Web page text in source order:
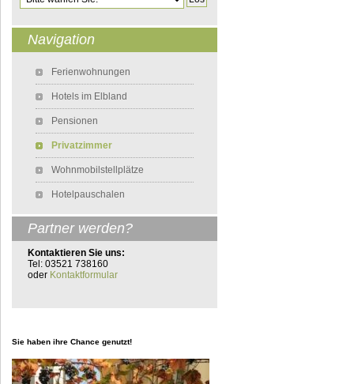
Navigation
Ferienwohnungen
Hotels im Elbland
Pensionen
Privatzimmer
Wohnmobilstellplätze
Hotelpauschalen
Partner werden?
Kontaktieren Sie uns:
Tel: 03521 738160
oder Kontaktformular
Sie haben ihre Chance genutzt!